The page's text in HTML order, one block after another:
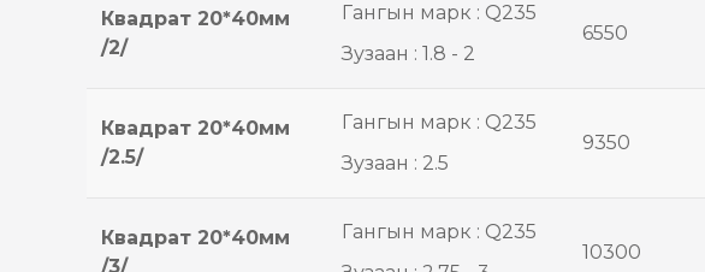
Квадрат 20*40мм
/2/
Гангын марк : Q235
Зузаан : 1.8 - 2
6550
Квадрат 20*40мм
/2.5/
Гангын марк : Q235
Зузаан : 2.5
9350
Квадрат 20*40мм
/3/
Гангын марк : Q235
10300